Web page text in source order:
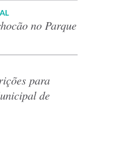
no Parque
para
de